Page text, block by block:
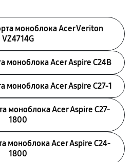
моноблока Acer Veriton
VZ4714G
моноблока Acer Aspire C24B
моноблока Acer Aspire C27-1
моноблока Acer Aspire C27-
1800
моноблока Acer Aspire C24-
1800